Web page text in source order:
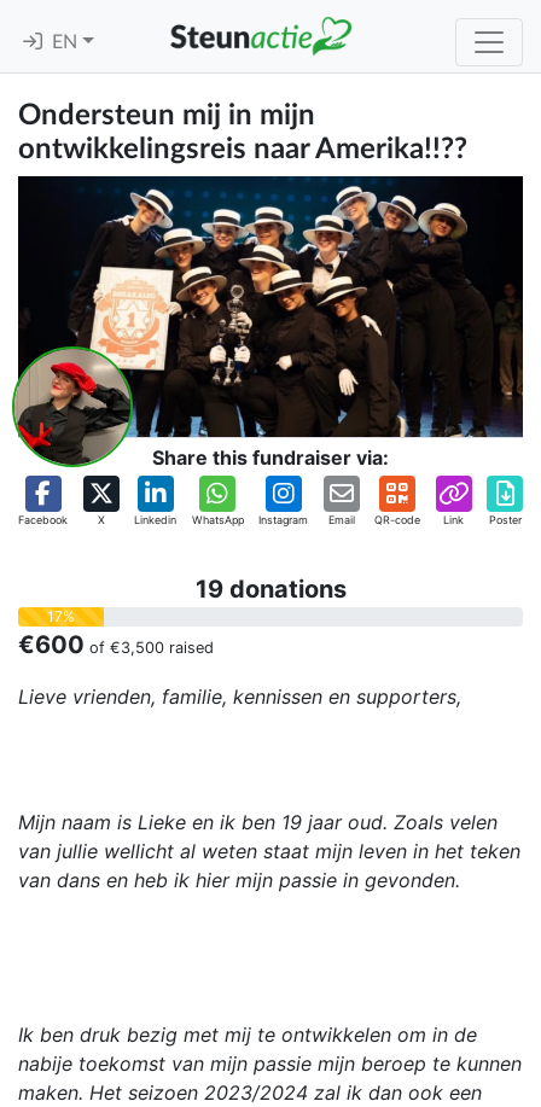
EN
Ondersteun mij in mijn
ontwikkelingsreis naar Amerika!!??
Share this fundraiser via:
Facebook X Linkedin WhatsApp Instagram Email QR-code Link Poster
19 donations
17%
€600 of €3,500 raised
Lieve vrienden, familie, kennissen en supporters,
Mijn naam is Lieke en ik ben 19 jaar oud. Zoals velen
van jullie wellicht al weten staat mijn leven in het teken
van dans en heb ik hier mijn passie in gevonden.
Ik ben druk bezig met mij te ontwikkelen om in de
nabije toekomst van mijn passie mijn beroep te kunnen
maken. Het seizoen 2023/2024 zal ik dan ook een